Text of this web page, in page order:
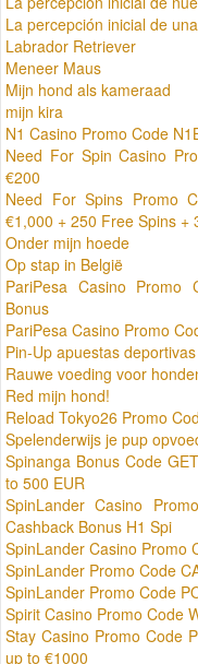
La percepción inicial de
Labrador Retriever
Meneer Maus
Mijn hond als kameraad
mijn kira
N1 Casino Promo Code
Need For Spin Casino
€200
Need For Spins Promo
€1,000 + 250 Free Spins +
Onder mijn hoede
Op stap in België
PariPesa Casino Promo
Bonus
PariPesa Casino Promo
Pin-Up apuestas
Rauwe voeding voor
Red mijn hond!
Reload Tokyo26 Promo
Spelenderwijs je pup
Spinanga Bonus Code
to 500 EUR
SpinLander Casino
Cashback Bonus H1 Spi
SpinLander Casino Promo
SpinLander Promo Code
SpinLander Promo Code
Spirit Casino Promo Code
Stay Casino Promo Code
up to €1000